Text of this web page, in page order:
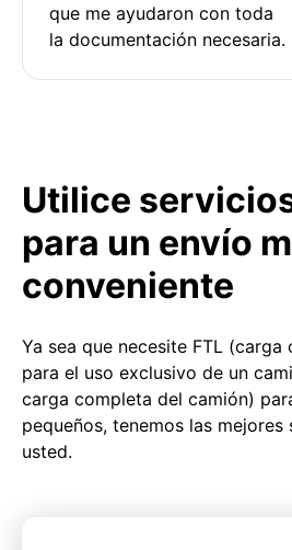
que me ayudaron con toda
la documentación necesaria.
Utilice
para un envío
conveniente
Ya sea que necesite FTL
para el uso exclusivo de un
carga completa del camión)
pequeños, tenemos las mejores
usted.